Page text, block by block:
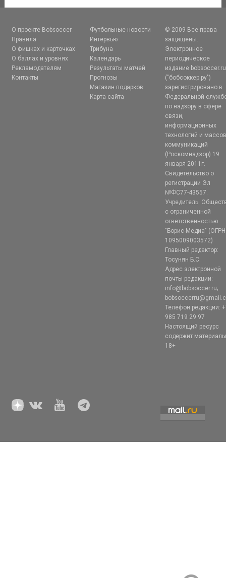
О проекте Bobsoccer
Правила
О фишках и карточках
О баллах и уровнях
Рекламодателям
Контакты
Футбольные новости
Интервью
Трибуна
Календарь
Результаты матчей
Прогнозы
Магазин подарков
Карта сайта
© 2009 Все права
защищены.
Электронное
периодическое
издание bobsoccer.ru
("бобсоккер.ру")
зарегистрировано в
Федеральной
по надзору в сфере
связи,
информационных
технологий и
коммуникаций
(Роскомнадзор) 19
января 2011г.
Свидетельство о
регистрации Эл
№ФС77-43557.
Учредитель:
с ограниченной
ответственностью
"Борис-Медиа" (ОГРН
1095009003572)
Главный редактор:
Тосунян Б.С.
Адрес электронной
почты редакции:
info@bobsoccer.ru;
Телефон редакции:
985 719 29 97
Настоящий ресурс
содержит
18+